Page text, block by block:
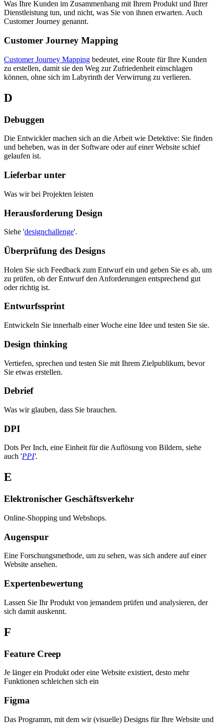
Was Ihre Kunden im Zusammenhang mit Ihrem Produkt und Ihrer
Dienstleistung tun, und nicht, was Sie von ihnen erwarten. Auch
Customer Journey genannt.
Customer Journey Mapping
Customer Journey Mapping bedeutet, eine Route für Ihre Kunden
zu erstellen, damit sie den Weg zur Zufriedenheit einschlagen
können, ohne sich im Labyrinth der Verwirrung zu verlieren.
D
Debuggen
Die Entwickler machen sich an die Arbeit wie Detektive: Sie finden
und beheben, was in der Software oder auf einer Website schief
gelaufen ist.
Lieferbar unter
Was wir bei Projekten leisten
Herausforderung Design
Siehe 'designchallenge'.
Überprüfung des Designs
Holen Sie sich Feedback zum Entwurf ein und geben Sie es ab, um
zu prüfen, ob der Entwurf den Anforderungen entsprechend gut
oder richtig ist.
Entwurfssprint
Entwickeln Sie innerhalb einer Woche eine Idee und testen Sie sie.
Design thinking
Vertiefen, sprechen und testen Sie mit Ihrem Zielpublikum, bevor
Sie etwas erstellen.
Debrief
Was wir glauben, dass Sie brauchen.
DPI
Dots Per Inch, eine Einheit für die Auflösung von Bildern, siehe
auch 'PPI'.
E
Elektronischer Geschäftsverkehr
Online-Shopping und Webshops.
Augenspur
Eine Forschungsmethode, um zu sehen, was sich andere auf einer
Website ansehen.
Expertenbewertung
Lassen Sie Ihr Produkt von jemandem prüfen und analysieren, der
sich damit auskennt.
F
Feature Creep
Je länger ein Produkt oder eine Website existiert, desto mehr
Funktionen schleichen sich ein
Figma
Das Programm, mit dem wir (visuelle) Designs für Ihre Website und